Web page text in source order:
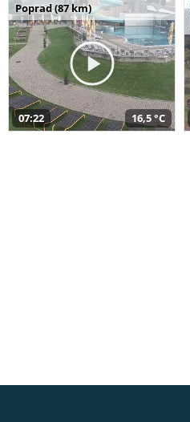
Poprad (87 km)
07:22 16,5 °C